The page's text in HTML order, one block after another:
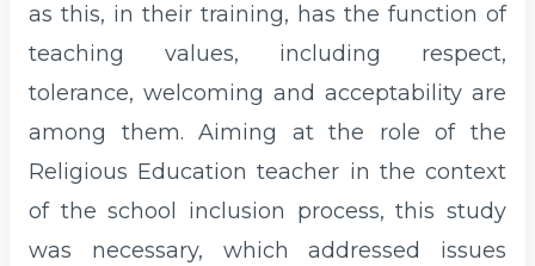
as this, in their training, has the function of
teaching values, including respect,
tolerance, welcoming and acceptability are
among them. Aiming at the role of the
Religious Education teacher in the context
of the school inclusion process, this study
was necessary, which addressed issues